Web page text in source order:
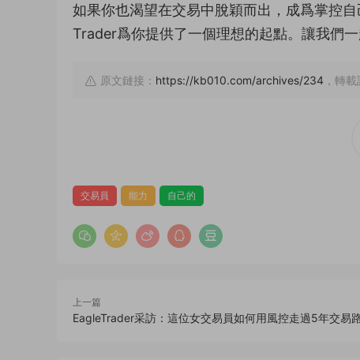
如果你也渴望在交易中脫穎而出，成爲掌控
Trader爲你提供了一個理想的起點。讓我們
原文鏈接： https://kb010.com/archives/234 ，轉
交易員 能力 自己的
上一篇
EagleTrader采訪：這位女交易員如何用風控走過5年交易